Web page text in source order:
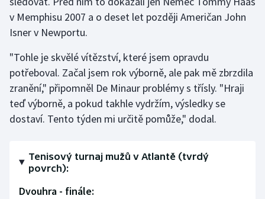
Házená
Jezdectví
Judo
Krasobruslení
Lezení
Lyže a snowboard
v Memphisu 2007 a o deset let později Američan John
Isner v Newportu.
"Tohle je skvělé vítězství, které jsem opravdu
potřeboval. Začal jsem rok výborně, ale pak mě zbrzdila
zranění," připomněl De Minaur problémy s třísly. "Hraji
teď výborně, a pokud takhle vydržím, výsledky se
dostaví. Tento týden mi určitě pomůže," dodal.
Tenisový turnaj mužů v Atlantě (tvrdý
povrch):
Dvouhra - finále: